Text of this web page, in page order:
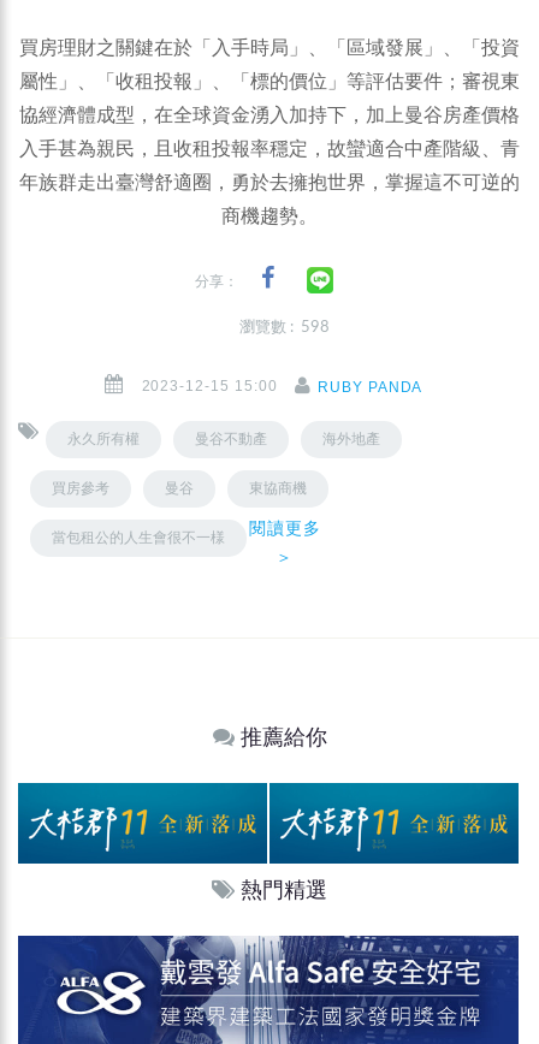
買房理財之關鍵在於「入手時局」、「區域發展」、「投資
屬性」、「收租投報」、「標的價位」等評估要件；審視東
協經濟體成型，在全球資金湧入加持下，加上曼谷房產價格
入手甚為親民，且收租投報率穩定，故蠻適合中產階級、青
年族群走出臺灣舒適圈，勇於去擁抱世界，掌握這不可逆的
商機趨勢。
分享：
瀏覽數 : 598
2023-12-15 15:00 RUBY PANDA
永久所有權 曼谷不動產 海外地產
買房參考 曼谷 東協商機
當包租公的人生會很不一様
閱讀更多
＞
推薦給你
熱門精選